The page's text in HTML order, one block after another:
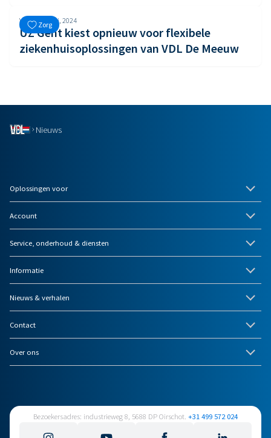
Zorg
Vrijdag, 3 mei, 2024
UZ Gent kiest opnieuw voor flexibele
ziekenhuisoplossingen van VDL De Meeuw
Nieuws
Oplossingen voor
Account
Service, onderhoud & diensten
Informatie
Nieuws & verhalen
Contact
Over ons
Bezoekersadres: industrieweg 8, 5688 DP Oirschot. +31 499 572 024